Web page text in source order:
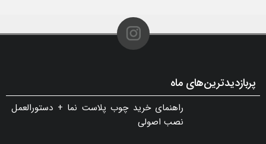
پربازدیدترین‌های ماه
راهنمای خرید چوب پلاست نما + دستورالعمل
نصب اصولی